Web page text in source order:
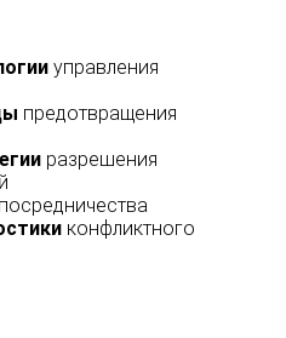
управления
предотвращения
разрешения
конфликтного